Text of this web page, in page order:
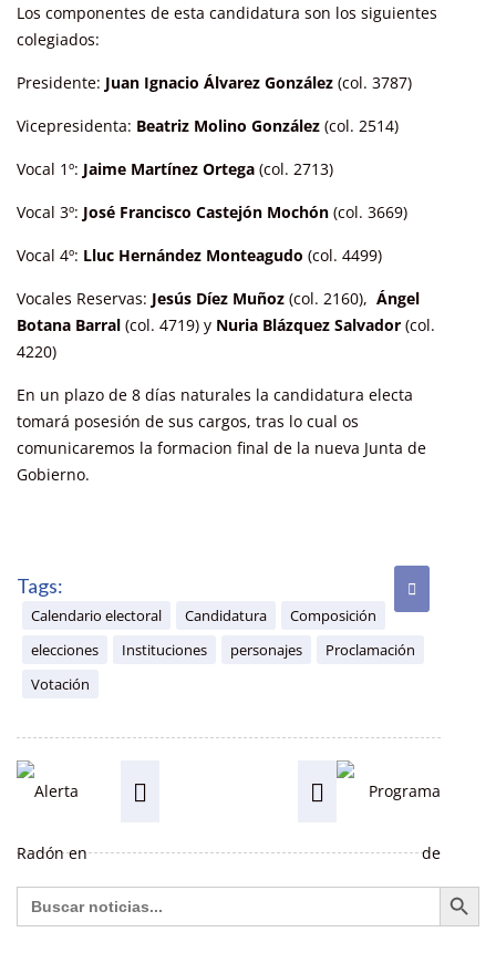
Los componentes de esta candidatura son los siguientes
colegiados:
Presidente: Juan Ignacio Álvarez González (col. 3787)
Vicepresidenta: Beatriz Molino González (col. 2514)
Vocal 1º: Jaime Martínez Ortega (col. 2713)
Vocal 3º: José Francisco Castejón Mochón (col. 3669)
Vocal 4º: Lluc Hernández Monteagudo (col. 4499)
Vocales Reservas: Jesús Díez Muñoz (col. 2160), Ángel
Botana Barral (col. 4719) y Nuria Blázquez Salvador (col.
4220)
En un plazo de 8 días naturales la candidatura electa
tomará posesión de sus cargos, tras lo cual os
comunicaremos la formacion final de la nueva Junta de
Gobierno.
Tags:
Calendario electoral Candidatura
Composición
elecciones
Instituciones personajes
Proclamación
Votación
Buscar: Botón de